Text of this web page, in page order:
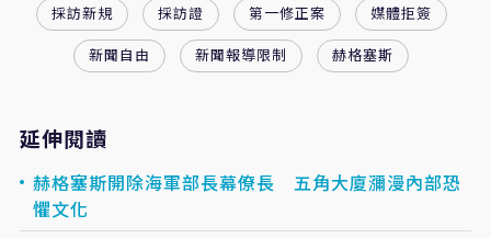
採訪新規
採訪證 第一修正案
媒體拒簽
新聞自由
新聞報導限制 赫格塞斯
延伸閱讀
赫格塞斯開除海軍部長幕僚長 五角大廈瀰漫內部恐
懼文化